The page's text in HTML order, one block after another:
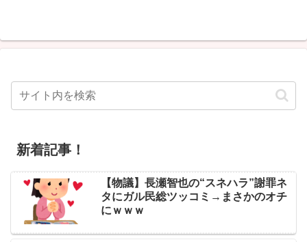
新着記事！
【物議】長瀬智也の“スネハラ”謝罪ネ
タにガル民総ツッコミ→まさかのオチ
にｗｗｗ